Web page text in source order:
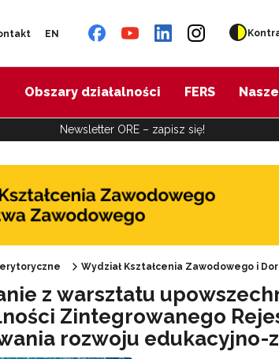
EN
Obszary działalności FERS
Newsletter ORE – zapisz się!
Wydział Kształcenia Zawodowego i
z warsztatu
Zintegrowanego
rozwoju edukacyjno-